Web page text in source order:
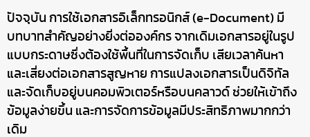
ปัจจุบัน การใช้เอกสารอิเล็กทรอนิกส์ (e-Document) มี
บทบาทสำคัญอย่างยิ่งต่อองค์กร จากเดิมเอกสารอยู่ในรูป
แบบกระดาษซึ่งต้องใช้พื้นที่ในการจัดเก็บ เสียเวลาค้นหา
และเสี่ยงต่อเอกสารสูญหาย การแปลงเอกสารเป็นดิจิทัล
และจัดเก็บอยู่บนคอมพิวเตอร์หรือบนคลาวด์ ช่วยให้เข้าถึง
ข้อมูลง่ายขึ้น และการจัดการข้อมูลมีประสิทธิภาพมากกว่า
เดิม